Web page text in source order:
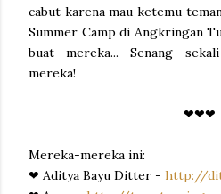
cabut karena mau ketemu
Summer Camp di Angkringan
buat mereka... Senang
mereka!
❤❤❤
Mereka-mereka ini:
❤ Aditya Bayu Ditter - http://